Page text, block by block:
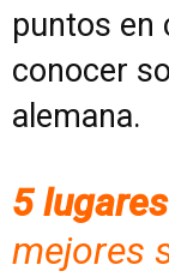
puntos en
conocer
alemana.
5
mejores